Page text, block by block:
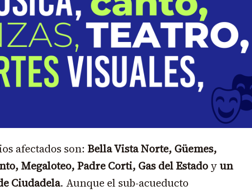
afectados son: Bella Vista Norte, Güemes,
Megaloteo, Padre Corti, Gas del Estadoy un
Ciudadela. Aunque el sub-acueducto